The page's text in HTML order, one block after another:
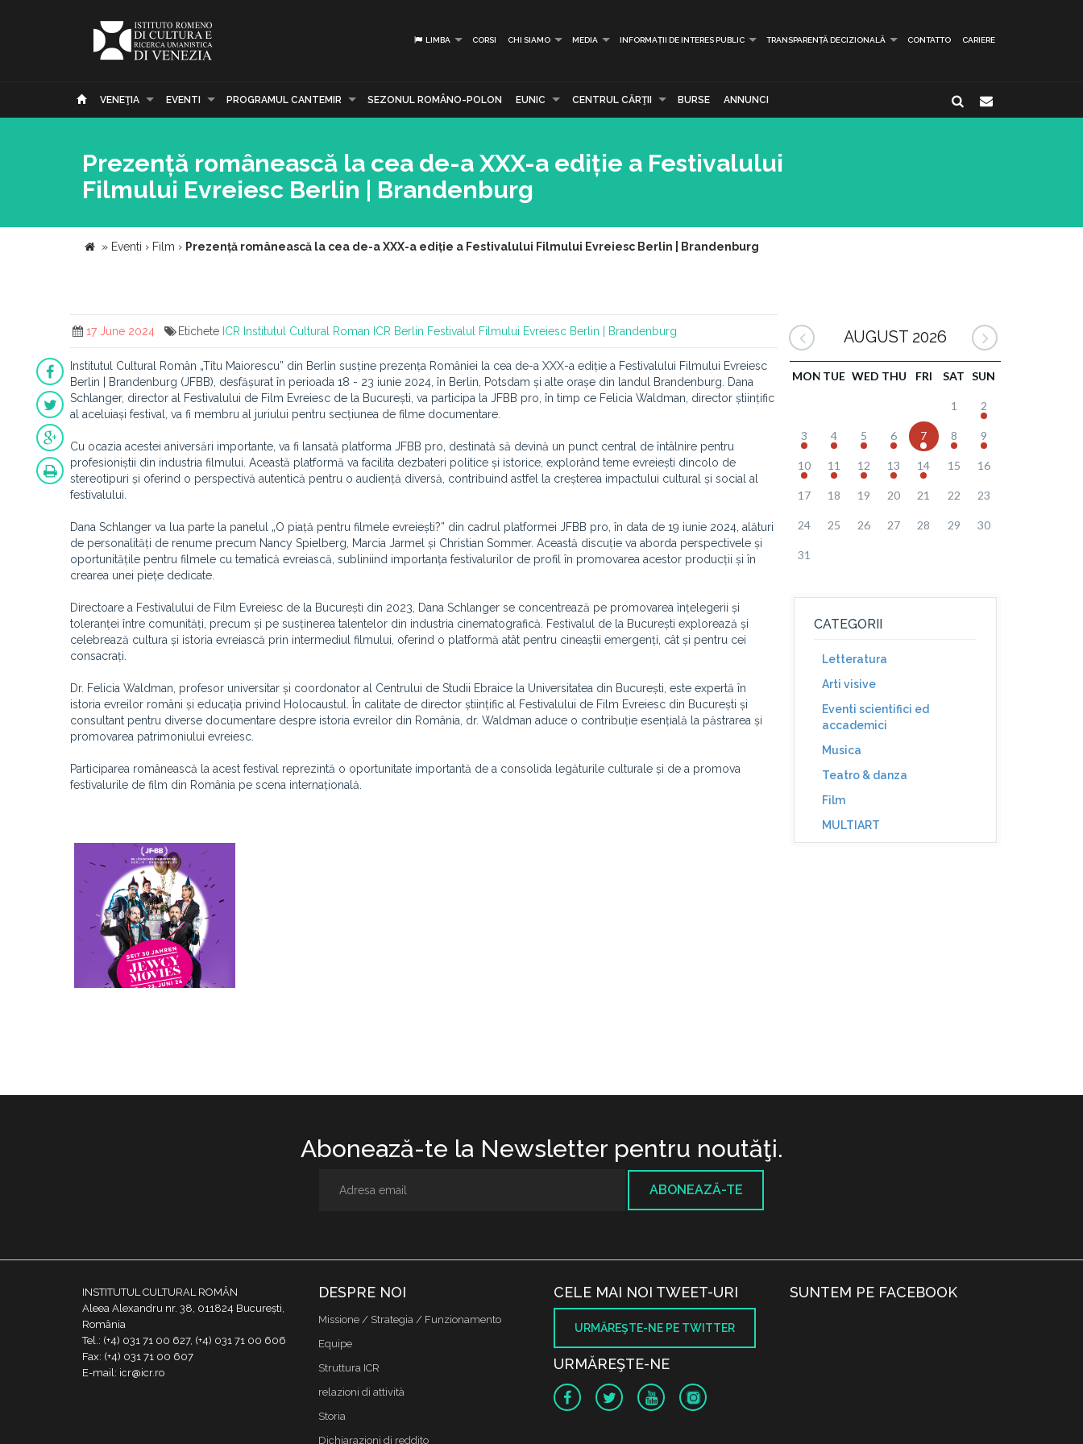
LIMBA CORSI CHI SIAMO MEDIA INFORMAȚII DE INTERES PUBLIC TRANSPARENȚĂ DECIZIONALĂ CONTATTO CARIERE
VENEŢIA EVENTI PROGRAMUL CANTEMIR SEZONUL ROMÂNO-POLON EUNIC CENTRUL CĂRŢII BURSE ANNUNCI
Prezență românească la cea de-a XXX-a ediție a Festivalului
Filmului Evreiesc Berlin | Brandenburg
» Eventi › Film › Prezență românească la cea de-a XXX-a ediție a Festivalului Filmului Evreiesc Berlin | Brandenburg
17 June 2024 Etichete ICR Institutul Cultural Roman ICR Berlin Festivalul Filmului Evreiesc Berlin | Brandenburg
Institutul Cultural Român „Titu Maiorescu” din Berlin susține prezența României la cea de-a XXX-a ediție a Festivalului Filmului Evreiesc
Berlin | Brandenburg (JFBB), desfășurat în perioada 18 - 23 iunie 2024, în Berlin, Potsdam și alte orașe din landul Brandenburg. Dana
Schlanger, director al Festivalului de Film Evreiesc de la București, va participa la JFBB pro, în timp ce Felicia Waldman, director științific
al aceluiași festival, va fi membru al juriului pentru secțiunea de filme documentare.
Cu ocazia acestei aniversări importante, va fi lansată platforma JFBB pro, destinată să devină un punct central de întâlnire pentru
profesioniștii din industria filmului. Această platformă va facilita dezbateri politice și istorice, explorând teme evreiești dincolo de
stereotipuri și oferind o perspectivă autentică pentru o audiență diversă, contribuind astfel la creșterea impactului cultural și social al
festivalului.
Dana Schlanger va lua parte la panelul „O piață pentru filmele evreiești?” din cadrul platformei JFBB pro, în data de 19 iunie 2024, alături
de personalități de renume precum Nancy Spielberg, Marcia Jarmel și Christian Sommer. Această discuție va aborda perspectivele și
oportunitățile pentru filmele cu tematică evreiască, subliniind importanța festivalurilor de profil în promovarea acestor producții și în
crearea unei piețe dedicate.
Directoare a Festivalului de Film Evreiesc de la București din 2023, Dana Schlanger se concentrează pe promovarea înțelegerii și
toleranței între comunități, precum și pe susținerea talentelor din industria cinematografică. Festivalul de la București explorează și
celebrează cultura și istoria evreiască prin intermediul filmului, oferind o platformă atât pentru cineaștii emergenți, cât și pentru cei
consacrați.
Dr. Felicia Waldman, profesor universitar și coordonator al Centrului de Studii Ebraice la Universitatea din București, este expertă în
istoria evreilor români și educația privind Holocaustul. În calitate de director științific al Festivalului de Film Evreiesc din București și
consultant pentru diverse documentare despre istoria evreilor din România, dr. Waldman aduce o contribuție esențială la păstrarea și
promovarea patrimoniului evreiesc.
Participarea românească la acest festival reprezintă o oportunitate importantă de a consolida legăturile culturale și de a promova
festivalurile de film din România pe scena internațională.
AUGUST 2026
MON TUE WED THU FRI SAT SUN
1 2
3 4 5 6 7 8 9
10 11 12 13 14 15 16
17 18 19 20 21 22 23
24 25 26 27 28 29 30
31
CATEGORII
Letteratura
Arti visive
Eventi scientifici ed
accademici
Musica
Teatro & danza
Film
MULTIART
Abonează-te la Newsletter pentru noutăţi.
ABONEAZĂ-TE
INSTITUTUL CULTURAL ROMÂN
Aleea Alexandru nr. 38, 011824 București,
România
Tel.: (+4) 031 71 00 627, (+4) 031 71 00 606
Fax: (+4) 031 71 00 607
E-mail: icr@icr.ro
DESPRE NOI
Missione / Strategia / Funzionamento
Equipe
Struttura ICR
relazioni di attività
Storia
Dichiarazioni di reddito
CELE MAI NOI TWEET-URI
URMĂREŞTE-NE PE TWITTER
URMĂREŞTE-NE
SUNTEM PE FACEBOOK